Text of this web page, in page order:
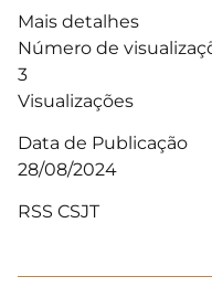
Mais detalhes
Número de
3
Visualizações
Data de Publicação
28/08/2024
RSS CSJT